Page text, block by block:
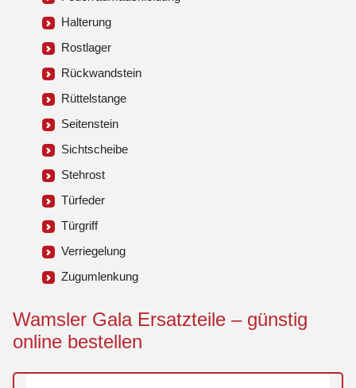
Halterung
Rostlager
Rückwandstein
Rüttelstange
Seitenstein
Sichtscheibe
Stehrost
Türfeder
Türgriff
Verriegelung
Zugumlenkung
Wamsler Gala Ersatzteile – günstig
online bestellen